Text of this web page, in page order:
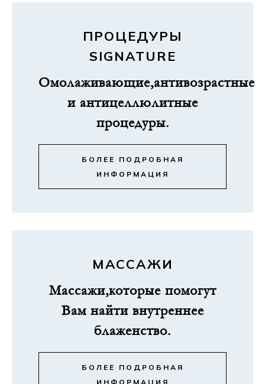
ПРОЦЕДУРЫ
SIGNATURE
Омолаживающие,антивозрастные
и антицеллюлитные
процедуры.
БОЛЕЕ ПОДРОБНАЯ
ИНФОРМАЦИЯ
МАССАЖИ
Массажи,которые помогут
Вам найти внутреннее
блаженство.
БОЛЕЕ ПОДРОБНАЯ
ИНФОРМАЦИЯ